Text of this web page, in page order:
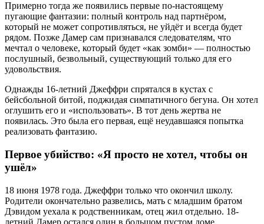
Примерно тогда же появились первые по-настоящему
пугающие фантазии: полный контроль над партнёром,
который не может сопротивляться, не уйдёт и всегда будет
рядом. Позже Дамер сам признавался следователям, что
мечтал о человеке, который будет «как зомби» — полностью
послушный, безвольный, существующий только для его
удовольствия.
Однажды 16-летний Джеффри спрятался в кустах с
бейсбольной битой, поджидая симпатичного бегуна. Он хотел
оглушить его и «использовать». В тот день жертва не
появилась. Это была его первая, ещё неудавшаяся попытка
реализовать фантазию.
Первое убийство: «Я просто не хотел, чтобы он
ушёл»
18 июня 1978 года. Джеффри только что окончил школу.
Родители окончательно развелись, мать с младшим братом
Дэвидом уехала к родственникам, отец жил отдельно. 18-
летний Дамер остался один в большом пустом доме.